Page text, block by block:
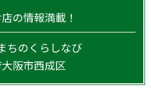
の情報満載！
ちのくらしなび
大阪市西成区